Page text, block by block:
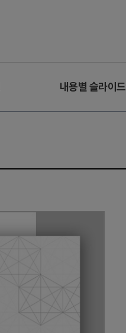
내용별 슬라이드